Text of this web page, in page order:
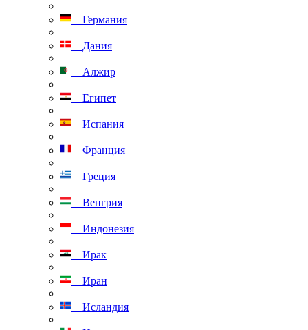
Германия
Дания
Алжир
Египет
Испания
Франция
Греция
Венгрия
Индонезия
Ирак
Иран
Исландия